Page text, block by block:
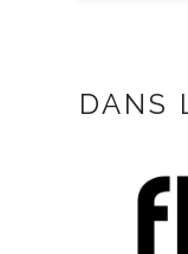
DANS